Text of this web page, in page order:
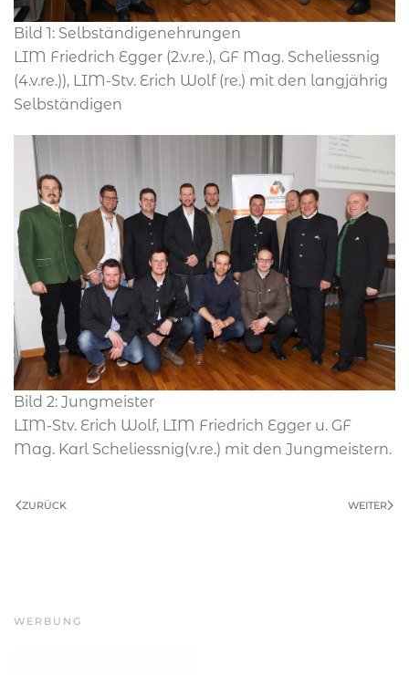
Bild 1: Selbständigenehrungen
LIM Friedrich Egger (2.v.re.), GF Mag. Scheliessnig
(4.v.re.)), LIM-Stv. Erich Wolf (re.) mit den langjährig
Selbständigen
Bild 2: Jungmeister
LIM-Stv. Erich Wolf, LIM Friedrich Egger u. GF
Mag. Karl Scheliessnig(v.re.) mit den Jungmeistern.
ZURÜCK WEITER
WERBUNG